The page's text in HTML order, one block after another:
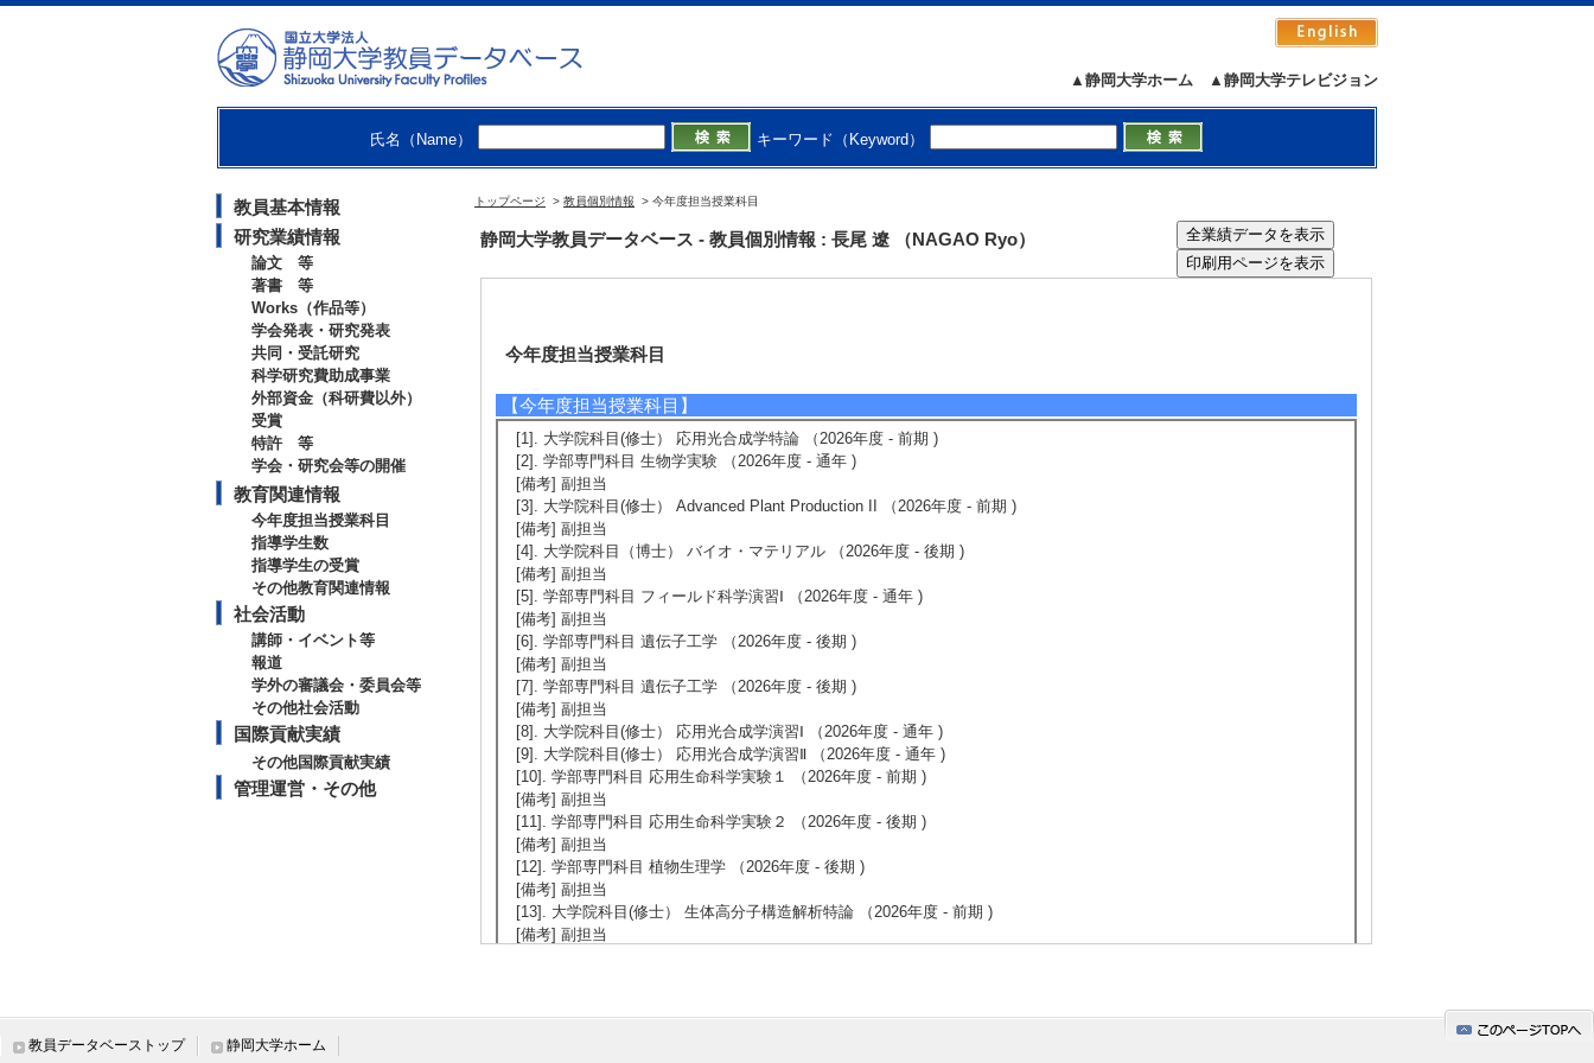
▲静岡大学テレビジョン
▲静岡大学ホーム
氏名（Name） キーワード（Keyword）
教員基本情報
研究業績情報
論文 等
著書 等
Works（作品等）
学会発表・研究発表
共同・受託研究
科学研究費助成事業
外部資金（科研費以外）
受賞
特許 等
学会・研究会等の開催
教育関連情報
今年度担当授業科目
指導学生数
指導学生の受賞
その他教育関連情報
社会活動
講師・イベント等
報道
学外の審議会・委員会等
その他社会活動
国際貢献実績
その他国際貢献実績
管理運営・その他
トップページ > 教員個別情報 > 今年度担当授業科目
静岡大学教員データベース - 教員個別情報 : 長尾 遼 （NAGAO Ryo）
今年度担当授業科目
【今年度担当授業科目】
[1]. 大学院科目(修士） 応用光合成学特論 （2026年度 - 前期 )
[2]. 学部専門科目 生物学実験 （2026年度 - 通年 )
[備考] 副担当
[3]. 大学院科目(修士） Advanced Plant Production II （2026年度 - 前期 )
[備考] 副担当
[4]. 大学院科目（博士） バイオ・マテリアル （2026年度 - 後期 )
[備考] 副担当
[5]. 学部専門科目 フィールド科学演習Ⅰ （2026年度 - 通年 )
[備考] 副担当
[6]. 学部専門科目 遺伝子工学 （2026年度 - 後期 )
[備考] 副担当
[7]. 学部専門科目 遺伝子工学 （2026年度 - 後期 )
[備考] 副担当
[8]. 大学院科目(修士） 応用光合成学演習Ⅰ （2026年度 - 通年 )
[9]. 大学院科目(修士） 応用光合成学演習Ⅱ （2026年度 - 通年 )
[10]. 学部専門科目 応用生命科学実験１ （2026年度 - 前期 )
[備考] 副担当
[11]. 学部専門科目 応用生命科学実験２ （2026年度 - 後期 )
[備考] 副担当
[12]. 学部専門科目 植物生理学 （2026年度 - 後期 )
[備考] 副担当
[13]. 大学院科目(修士） 生体高分子構造解析特論 （2026年度 - 前期 )
[備考] 副担当
教員データベーストップ 静岡大学ホーム